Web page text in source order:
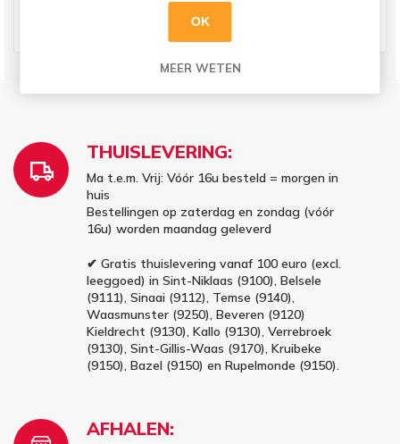
Elzas
0,75 l
THUISLEVERING:
Ma t.e.m. Vrij: Vóór 16u besteld = morgen in
huis
Bestellingen op zaterdag en zondag (vóór
16u) worden maandag geleverd
✔ Gratis thuislevering vanaf 100 euro (excl.
leeggoed) in Sint-Niklaas (9100), Belsele
(9111), Sinaai (9112), Temse (9140),
Waasmunster (9250), Beveren (9120)
Kieldrecht (9130), Kallo (9130), Verrebroek
(9130), Sint-Gillis-Waas (9170), Kruibeke
(9150), Bazel (9150) en Rupelmonde (9150).
AFHALEN:
OK
MEER WETEN